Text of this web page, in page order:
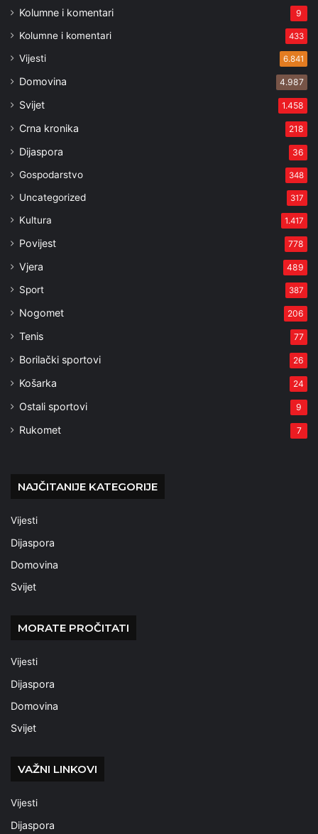
Kolumne i komentari 9
Kolumne i komentari 433
Vijesti 6.841
Domovina 4.987
Svijet 1.458
Crna kronika 218
Dijaspora 36
Gospodarstvo 348
Uncategorized 317
Kultura 1.417
Povijest 778
Vjera 489
Sport 387
Nogomet 206
Tenis 77
Borilački sportovi 26
Košarka 24
Ostali sportovi 9
Rukomet 7
NAJČITANIJE KATEGORIJE
Vijesti
Dijaspora
Domovina
Svijet
MORATE PROČITATI
Vijesti
Dijaspora
Domovina
Svijet
VAŽNI LINKOVI
Vijesti
Dijaspora